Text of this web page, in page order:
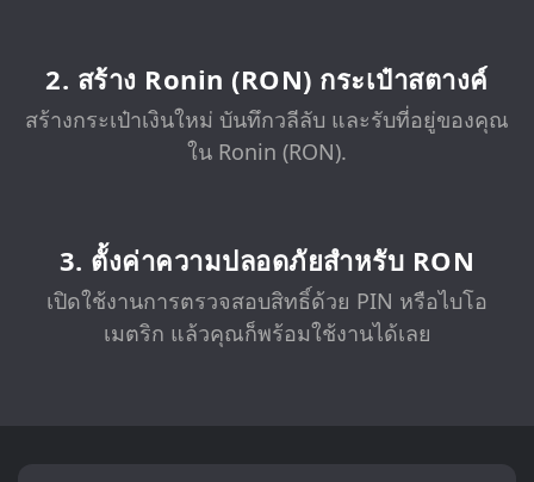
2. สร้าง Ronin (RON) กระเป๋าสตางค์
สร้างกระเป๋าเงินใหม่ บันทึกวลีลับ และรับที่อยู่ของคุณ
ใน Ronin (RON).
3. ตั้งค่าความปลอดภัยสำหรับ RON
เปิดใช้งานการตรวจสอบสิทธิ์ด้วย PIN หรือไบโอ
เมตริก แล้วคุณก็พร้อมใช้งานได้เลย